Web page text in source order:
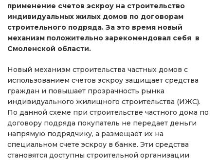
применение счетов эскроу на строительство
индивидуальных жилых домов по договорам
строительного подряда. За это время новый
механизм положительно зарекомендовал себя в
Смоленской области.
Новый механизм строительства частных домов с
использованием счетов эскроу защищает средства
граждан и повышает прозрачность рынка
индивидуального жилищного строительства (ИЖС).
По данной схеме при строительстве частного дома по
договору подряда покупатель не передает деньги
напрямую подрядчику, а размещает их на
специальном счете эскроу в банке. Эти средства
становятся доступны строительной организации